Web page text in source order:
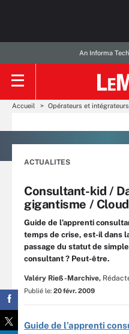
An Informa
Accueil Opérateurs et
ACTUALITES
Consultant-kid /
gigantisme /
Guide de l’apprenti
temps de crise, est-il dans
passage du statut de
consultant ? Peut-être.
Valéry Rieß-Marchive,
Publié le: 20 févr. 2009
Guide de l’apprenti